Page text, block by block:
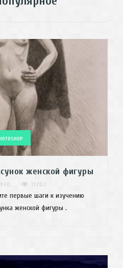
женской фигуры
11702
первые шаги к изучению
женской фигуры .